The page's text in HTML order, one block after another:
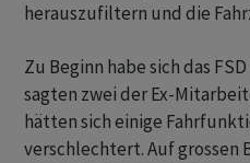
herauszufiltern und die
Zu Beginn habe sich das
sagten zwei der Ex-
hätten sich einige
verschlechtert. Auf grossen